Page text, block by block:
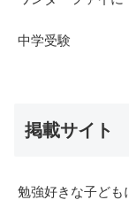
中学受験
掲載サイト
勉強好きな子ども